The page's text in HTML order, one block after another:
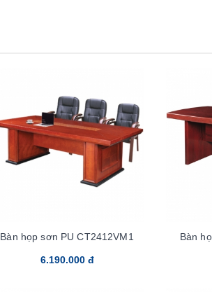
Bàn họp sơn PU CT2412VM1
6.190.000 đ
Bàn